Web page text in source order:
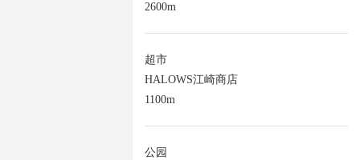
2600m
超市
HALOWS江崎商店
1100m
公园